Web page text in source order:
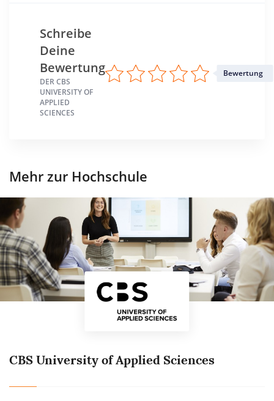
Schreibe
Deine
Bewertung
DER CBS
UNIVERSITY OF
APPLIED
SCIENCES
Bewertung
Mehr zur Hochschule
CBS University of Applied Sciences